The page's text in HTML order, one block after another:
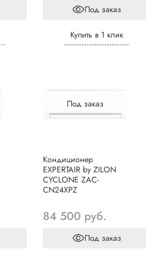
Под заказ
Купить в 1 клик
Под заказ
Кондиционер
EXPERTAIR by ZILON
CYCLONE ZAC-
CN24XPZ
84 500 руб.
Под заказ